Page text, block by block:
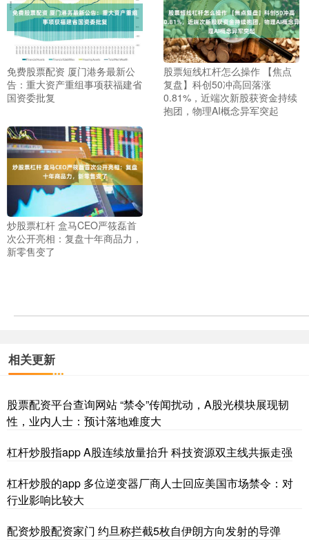
免费股票配资 厦门港务最新公
告：重大资产重组事项获福建省
国资委批复
股票短线杠杆怎么操作 【焦点
复盘】科创50冲高回落涨
0.81%，近端次新股获资金持续
抱团，物理AI概念异军突起
炒股票杠杆 盒马CEO严筱磊首
次公开亮相：复盘十年商品力，
新零售变了
相关更新
股票配资平台查询网站 “禁令”传闻扰动，A股光模块展现韧
性，业内人士：预计落地难度大
杠杆炒股指app A股连续放量抬升 科技资源双主线共振走强
杠杆炒股的app 多位逆变器厂商人士回应美国市场禁令：对
行业影响比较大
配资炒股配资家门 约旦称拦截5枚自伊朗方向发射的导弹